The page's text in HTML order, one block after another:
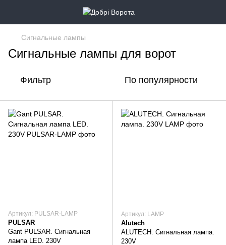
Сигнальные лампы
Сигнальные лампы для ворот
Фильтр По популярности
Артикул: PULSAR-LAMP
PULSAR
Gant PULSAR. Сигнальная
лампа LED. 230V
Артикул: LAMP
Alutech
ALUTECH. Сигнальная лампа.
230V